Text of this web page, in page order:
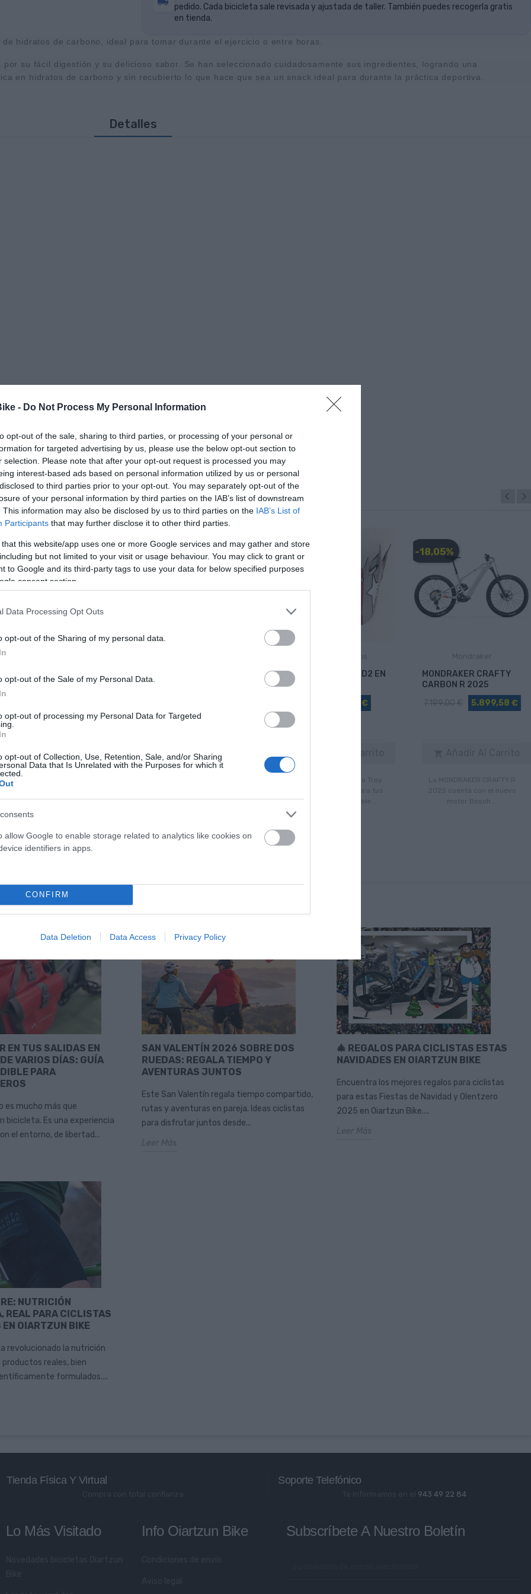
- Do Not Process My Personal Information
opt-out of the sale, sharing to third parties, or processing of your personal or
for targeted advertising by us, please use the below opt-out section to
selection. Please note that after your opt-out request is processed you may
interest-based ads based on personal information utilized by us or personal
to third parties prior to your opt-out. You may separately opt-out of the
of your personal information by third parties on the IAB’s list of downstream
This information may also be disclosed by us to third parties on the IAB’s List of
Participants that may further disclose it to other third parties.
that this website/app uses one or more Google services and may gather and store
but not limited to your visit or usage behaviour. You may click to grant or
to Google and its third-party tags to use your data for below specified purposes
consent section.
Data Processing Opt Outs
opt-out of the Sharing of my personal data.
opt-out of the Sale of my Personal Data.
opt-out of processing my Personal Data for Targeted
opt-out of Collection, Use, Retention, Sale, and/or Sharing
Data that Is Unrelated with the Purposes for which it
allow Google to enable storage related to analytics like cookies on
identifiers in apps.
CONFIRM
Data Deletion Data Access Privacy Policy
pedido. Cada bicicleta sale revisada y ajustada de taller. También puedes recogerla gratis
en tienda.
hidratos de carbono, ideal para tomar durante el ejercicio o entre horas.
su fácil digestión y su delicioso sabor. Se han seleccionado cuidadosamente sus ingredientes, logrando una
en hidratos de carbono y sin recubierto lo que hace que sea un snack ideal para durante la práctica deportiva.
Detalles
-36%
GIANT STANCE E+2
 Añadir Al Carrito
senderos con confianza,
-52,5%
 Añadir Al Carrito
eléctrica ligera de doble ...
-28,00 €
VISERA TROY LEE D2 EN
15 COLORES
6,90 €
descensos. Disponible ...
-18,05%
MONDRAKER CRAFTY
CARBON R 2025
5.899,58 €
EN TUS SALIDAS EN
VARIOS DÍAS: GUÍA
PARA
es mucho más que
bicicleta. Es una experiencia
el entorno, de libertad...
SAN VALENTÍN 2026 SOBRE DOS
RUEDAS: REGALA TIEMPO Y
AVENTURAS JUNTOS
Este San Valentín regala tiempo compartido,
rutas y aventuras en pareja. Ideas ciclistas
para disfrutar juntos desde...
Leer Más
🎄 REGALOS PARA CICLISTAS ESTAS
NAVIDADES EN OIARTZUN BIKE
Encuentra los mejores regalos para ciclistas
para estas Fiestas de Navidad y Olentzero
2025 en Oiartzun Bike....
Leer Más
NUTRICIÓN
REAL PARA CICLISTAS
EN OIARTZUN BIKE
revolucionado la nutrición
reales, bien
formulados....
Tienda Física Y Virtual Soporte Telefónico
943 49 22 84
Lo Más Visitado Info Oiartzun Bike Subscríbete A Nuestro Boletín